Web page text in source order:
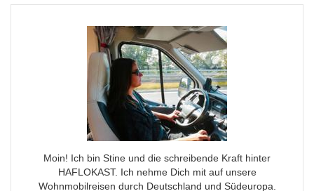
Moin! Ich bin Stine und die schreibende Kraft hinter
HAFLOKAST. Ich nehme Dich mit auf unsere
Wohnmobilreisen durch Deutschland und Südeuropa.